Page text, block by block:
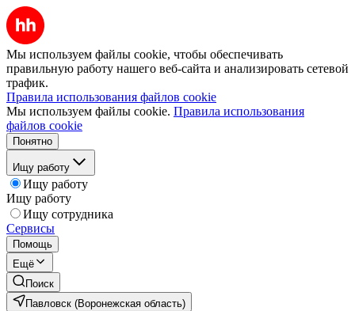
Мы используем файлы cookie, чтобы обеспечивать
правильную работу нашего веб-сайта и анализировать сетевой
трафик.
Правила использования файлов cookie
Мы используем файлы cookie. Правила использования
файлов cookie
Понятно
Ищу работу
Ищу работу
Ищу работу
Ищу сотрудника
Сервисы
Помощь
Ещё
Поиск
Павловск (Воронежская область)